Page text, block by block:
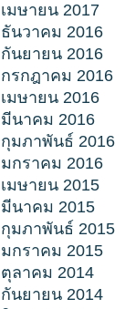
เมษายน 2017
ธันวาคม 2016
กันยายน 2016
กรกฎาคม 2016
เมษายน 2016
มีนาคม 2016
กุมภาพันธ์ 2016
มกราคม 2016
เมษายน 2015
มีนาคม 2015
กุมภาพันธ์ 2015
มกราคม 2015
ตุลาคม 2014
กันยายน 2014